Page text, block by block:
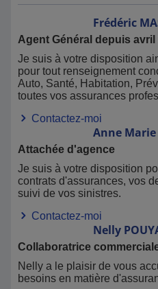
Frédéric
Agent Général depuis avril
Je suis à votre disposition
pour tout renseignement
Auto, Santé, Habitation,
toutes vos assurances
Contactez-moi
Anne Marie
Attachée d'agence
Je suis à votre disposition
contrats d'assurances, vos
suivi de vos sinistres.
Contactez-moi
Nelly
Collaboratrice
Nelly a le plaisir de vous
besoins en matière